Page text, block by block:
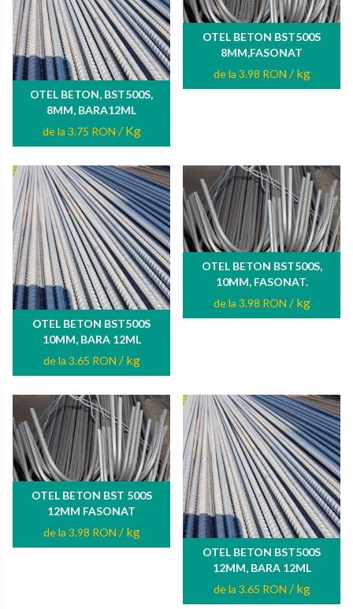
OTEL BETON, BST500S,
8MM, BARA12ML
de la 3.75 RON / Kg
OTEL BETON BST500S
8MM,FASONAT
de la 3.98 RON / kg
OTEL BETON BST500S
10MM, BARA 12ML
de la 3.65 RON / kg
OTEL BETON BST500S,
10MM, FASONAT.
de la 3.98 RON / kg
OTEL BETON BST 500S
12MM FASONAT
de la 3.98 RON / kg
OTEL BETON BST500S
12MM, BARA 12ML
de la 3.65 RON / kg